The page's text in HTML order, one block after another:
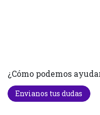
¿Cómo podemos
Envianos tus dudas